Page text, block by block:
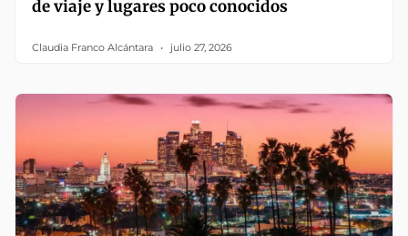
de viaje y lugares poco conocidos
Claudia Franco Alcántara julio 27, 2026